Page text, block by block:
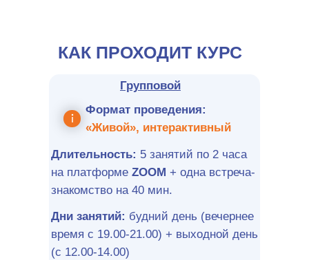
КАК ПРОХОДИТ КУРС
Формат проведения:
«Живой», интерактивный
Длительность: 5 занятий по 2 часа
на платформе ZOOM + одна встреча-
знакомство на 40 мин.
Дни занятий: будний день (вечернее
время с 19.00-21.00) + выходной день
(с 12.00-14.00)
Групповой